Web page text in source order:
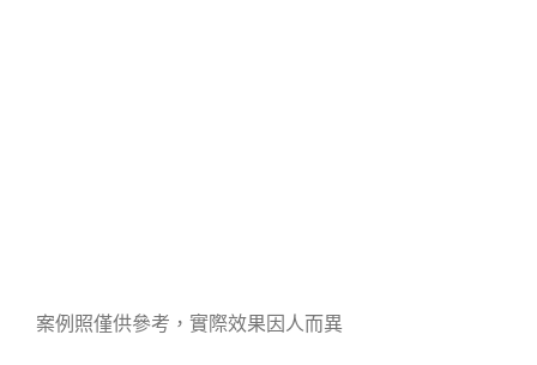
案例照僅供參考，實際效果因人而異